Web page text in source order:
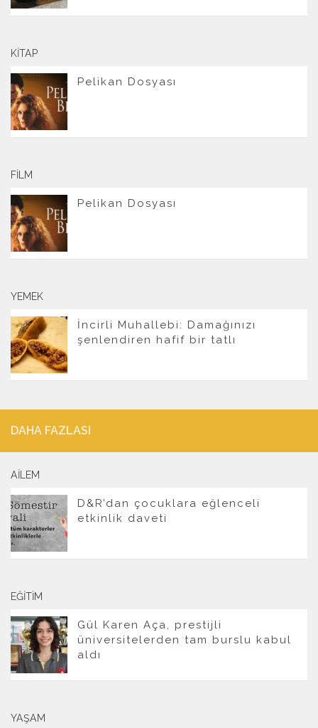
KITAP
Pelikan Dosyası
FILM
Pelikan Dosyası
YEMEK
İncirli Muhallebi: Damağınızı
şenlendiren hafif bir tatlı
DAHA FAZLASI
AILEM
D&R’dan çocuklara eğlenceli
etkinlik daveti
EĞITIM
Gül Karen Aça, prestijli
üniversitelerden tam burslu kabul
aldı
YAŞAM